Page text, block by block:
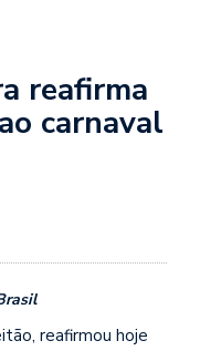
reafirma
carnaval
reafirmou hoje